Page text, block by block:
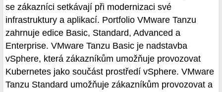
se zákazníci setkávají při modernizaci své
infrastruktury a aplikací. Portfolio VMware Tanzu
zahrnuje edice Basic, Standard, Advanced a
Enterprise. VMware Tanzu Basic je nadstavba
vSphere, která zákazníkům umožňuje provozovat
Kubernetes jako součást prostředí vSphere. VMware
Tanzu Standard umožňuje zákazníkům provozovat a